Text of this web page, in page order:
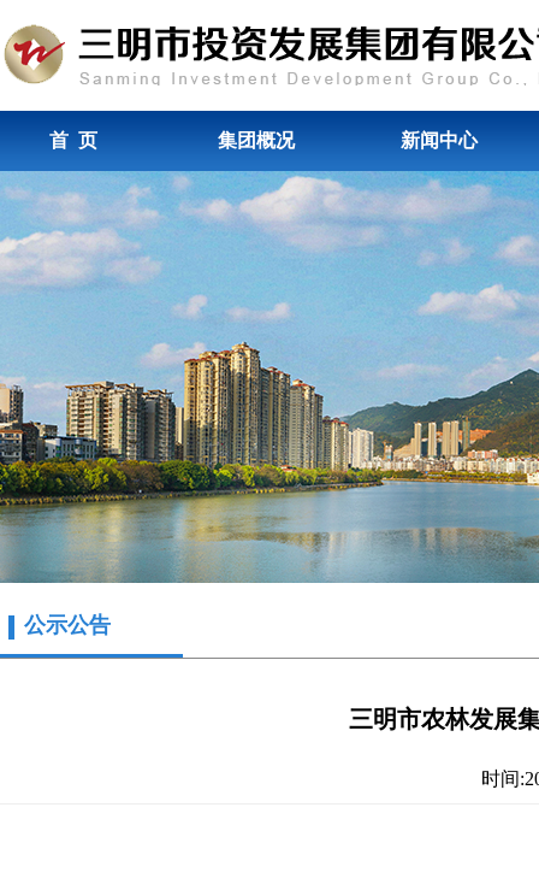
首 页 集团概况 新闻中心
公示公告
三明市农林发展
时间